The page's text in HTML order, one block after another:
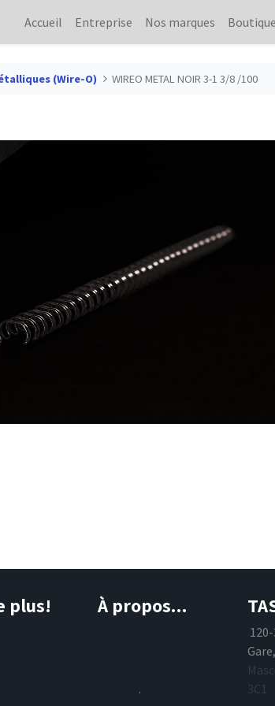
Accueil Entreprise Nos marques Boutique
(Wire-O) WIREO METAL NOIR 3-1 3/8 /100
plus! À propos...
.
Gare,
3C1